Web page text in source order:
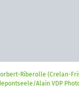
Riberolle (Crelan-
Alain VDP